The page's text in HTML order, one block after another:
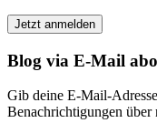
Jetzt anmelden
Blog via E-Mail
Gib deine E-Mail-
Benachrichtigungen